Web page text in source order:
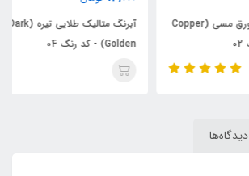
آبرنگ متالیک ورق مسی (Copper
آبرنگ متالیک طلایی تیره (Dark
Golden) - کد رنگ 04
دیدگاه‌ها